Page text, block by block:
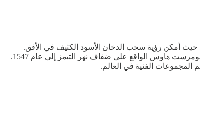
هاوس وسط لندن حيث أمكن رؤية سحب الدخان الأسود الكثيف في الأفق.
وذكرت الإدارة في بيان "تتصدى الطواقم لألسنة اللهب الموجودة في جزء من سقف المبنى"، مضيفة أن سبب الحريق لا يزال مجهولا. ويعود تاريخ سومرست هاوس الواقع على ضفاف نهر التيمز إلى عام 1547.
الفنية في العالم.